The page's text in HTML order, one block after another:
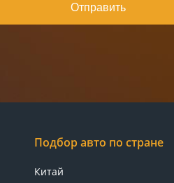
Отправить
Подбор авто по стране
Китай